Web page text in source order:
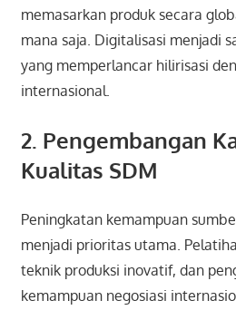
memasarkan produk secara
mana saja. Digitalisasi menjadi
yang memperlancar hilirisasi
internasional.
2. Pengembangan
Kualitas SDM
Peningkatan kemampuan
menjadi prioritas utama.
teknik produksi inovatif, dan
kemampuan negosiasi